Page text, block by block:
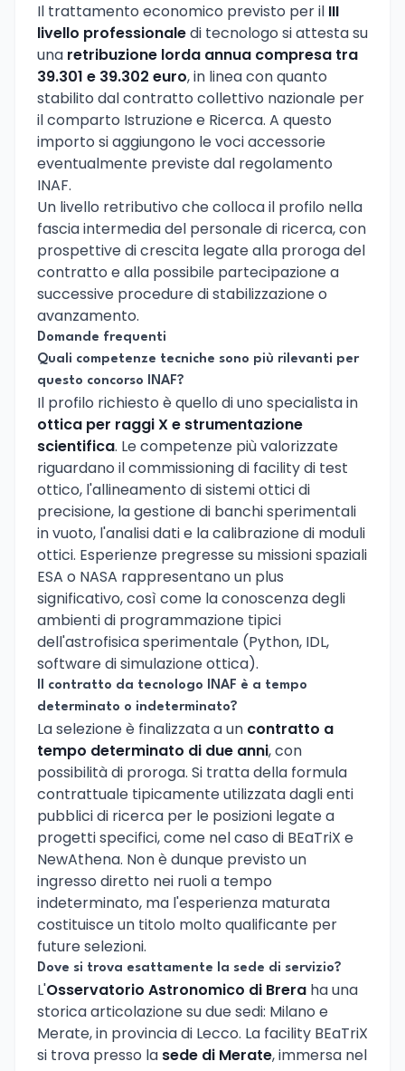
Il trattamento economico previsto per il III
livello professionaledi tecnologo si attesta su
una retribuzione lorda annua compresa tra
39.301 e 39.302 euro, in linea con quanto
stabilito dal contratto collettivo nazionale per
il comparto Istruzione e Ricerca. A questo
importo si aggiungono le voci accessorie
eventualmente previste dal regolamento
INAF.
Un livello retributivo che colloca il profilo nella
fascia intermedia del personale di ricerca, con
prospettive di crescita legate alla proroga del
contratto e alla possibile partecipazione a
successive procedure di stabilizzazione o
avanzamento.
Domande frequenti
Quali competenze tecniche sono più rilevanti per
questo concorso INAF?
Il profilo richiesto è quello di uno specialista in
ottica per raggi X e strumentazione
scientifica. Le competenze più valorizzate
riguardano il commissioning di facility di test
ottico, l'allineamento di sistemi ottici di
precisione, la gestione di banchi sperimentali
in vuoto, l'analisi dati e la calibrazione di moduli
ottici. Esperienze pregresse su missioni spaziali
ESA o NASA rappresentano un plus
significativo, così come la conoscenza degli
ambienti di programmazione tipici
dell'astrofisica sperimentale (Python, IDL,
software di simulazione ottica).
Il contratto da tecnologo INAF è a tempo
determinato o indeterminato?
La selezione è finalizzata a un contratto a
tempo determinato di due anni, con
possibilità di proroga. Si tratta della formula
contrattuale tipicamente utilizzata dagli enti
pubblici di ricerca per le posizioni legate a
progetti specifici, come nel caso di BEaTriX e
NewAthena. Non è dunque previsto un
ingresso diretto nei ruoli a tempo
indeterminato, ma l'esperienza maturata
costituisce un titolo molto qualificante per
future selezioni.
Dove si trova esattamente la sede di servizio?
L'Osservatorio Astronomico di Brera ha una
storica articolazione su due sedi: Milano e
Merate, in provincia di Lecco. La facility BEaTriX
si trova presso la sede di Merate, immersa nel